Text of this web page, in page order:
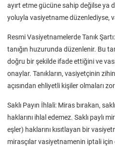
ayırt etme gücüne sahip değilse ya
yoluyla vasiyetname düzenlediyse,
Resmi Vasiyetnamelerde Tanık
tanığın huzurunda düzenlenir. Bu
doğru bir şekilde ifade ettiğini ve
onaylar. Tanıkların, vasiyetçinin
açısından ehliyetli kişiler olmaları
Saklı Payın İhlali: Miras bırakan,
haklarını ihlal edemez. Saklı paylı
eşler) haklarını kısıtlayan bir
mirasçılar vasiyetnamenin iptali